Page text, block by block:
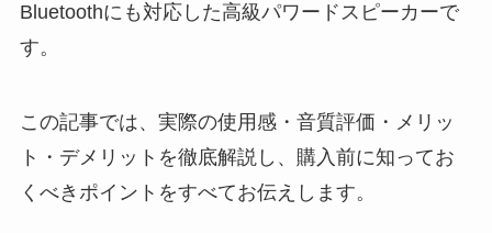
Bluetoothにも対応した高級パワードスピーカーで
す。
この記事では、実際の使用感・音質評価・メリッ
ト・デメリットを徹底解説し、購入前に知ってお
くべきポイントをすべてお伝えします。